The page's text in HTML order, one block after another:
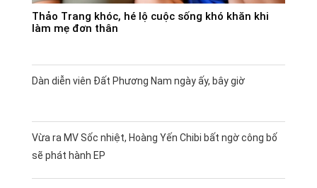
Thảo Trang khóc, hé lộ cuộc sống khó khăn khi
làm mẹ đơn thân
Dàn diễn viên Đất Phương Nam ngày ấy, bây giờ
Vừa ra MV Sốc nhiệt, Hoàng Yến Chibi bất ngờ công bố
sẽ phát hành EP